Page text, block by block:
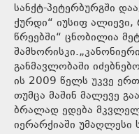
სანქტ-პეტერბურგში
ქურდი“ იუსიფ
წრეებში“ ცნობილია
განმავლობაში
ის 2009 წელს უკვე
თუმცა მაშინ მალევე
ბრალად ედება
იერარქიაში უმაღლესი